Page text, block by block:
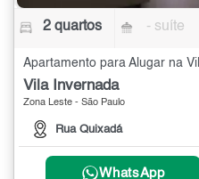
2 quartos - suíte
Vila Invernada
Zona Leste - São Paulo
Rua Quixadá
WhatsApp